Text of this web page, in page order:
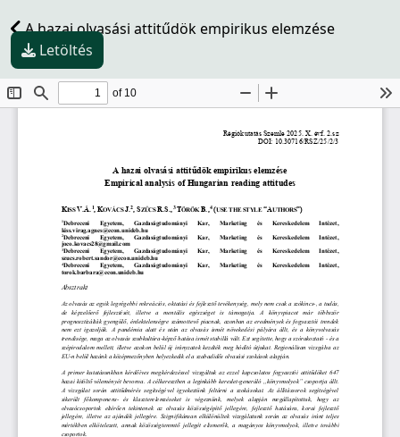
A hazai olvasási attitűdök empirikus elemzése
Letöltés